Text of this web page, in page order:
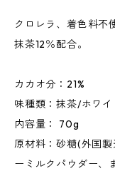
クロレラ、着色料不
抹茶12％配合。
カカオ分：21%
味種類：抹茶/ホワ
内容量： 70g
原材料：砂糖(外国
ーミルクパウダー、